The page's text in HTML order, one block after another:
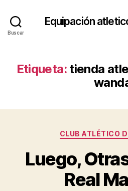
Buscar
Equipación
Etiqueta: tienda
CLUB ATLÉTICO
Luego,
Real